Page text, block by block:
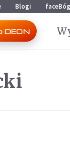
Blogi faceBóg
DEON